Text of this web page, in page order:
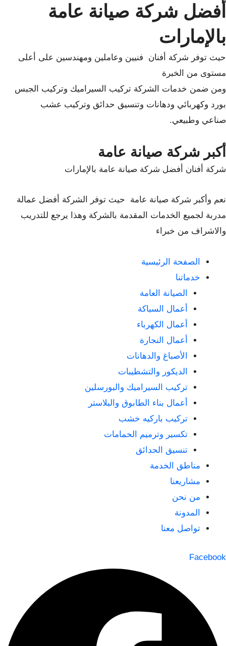
أفضل شركة صيانة عامة
بالإمارات
حيث توفر شركة أفنان فنيين وعاملين ومهندسين على أعلى
مستوى من الخبرة
ومن ضمن خدمات الشركة تركيب السيراميك وتركيب الجبس
بورد وكهربائي ودهانات وتنسيق حدائق وتركيب عشب
صناعي وطبيعي.
أكبر شركة صيانة عامة
شركة أفنان أفضل شركة صيانة عامة بالإمارات
نعم وأكبر شركة صيانة عامة حيث توفر الشركة أفضل عمالة
مدربة لجميع الخدمات المقدمة بالشركة وهذا يرجع للتدريب
والاشراف من خبراء
الصفحة الرئيسية
خدماتنا
الصيانة العامة
أعمال السباكة
أعمال الكهرباء
أعمال النجارة
الأصباغ والدهانات
الديكور والتشطيبات
تركيب السيراميك والبورسلين
أعمال بناء الطابوق والبلاستر
تركيب باركيه خشب
تكسير وترميم الحمامات
تنسيق الحدائق
مناطق الخدمة
مشاريعنا
من نحن
المدونة
تواصل معنا
Facebook